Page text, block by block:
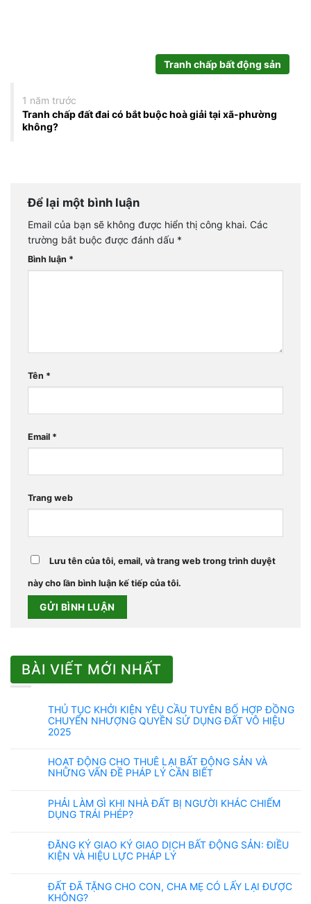
Tranh chấp bất động sản
1 năm trước
Tranh chấp đất đai có bắt buộc hoà giải tại xã-phường
không?
Để lại một bình luận
Email của bạn sẽ không được hiển thị công khai. Các
trường bắt buộc được đánh dấu *
Bình luận *
Tên *
Email *
Trang web
Lưu tên của tôi, email, và trang web trong trình duyệt
này cho lần bình luận kế tiếp của tôi.
BÀI VIẾT MỚI NHẤT
THỦ TỤC KHỞI KIỆN YÊU CẦU TUYÊN BỐ HỢP ĐỒNG
CHUYỂN NHƯỢNG QUYỀN SỬ DỤNG ĐẤT VÔ HIỆU
2025
HOẠT ĐỘNG CHO THUÊ LẠI BẤT ĐỘNG SẢN VÀ
NHỮNG VẤN ĐỀ PHÁP LÝ CẦN BIẾT
PHẢI LÀM GÌ KHI NHÀ ĐẤT BỊ NGƯỜI KHÁC CHIẾM
DỤNG TRÁI PHÉP?
ĐĂNG KÝ GIAO KÝ GIAO DỊCH BẤT ĐỘNG SẢN: ĐIỀU
KIỆN VÀ HIỆU LỰC PHÁP LÝ
ĐẤT ĐÃ TẶNG CHO CON, CHA MẸ CÓ LẤY LẠI ĐƯỢC
KHÔNG?